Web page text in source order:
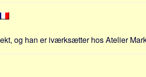
og han er iværksætter hos Atelier